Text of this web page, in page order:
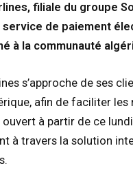
filiale du groupe
de paiement
à la communauté
s’approche de ses
afin de faciliter les
à partir de ce
à travers la solution